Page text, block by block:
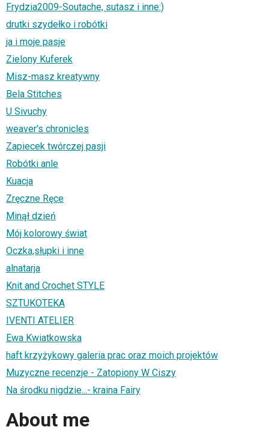
Frydzia2009-Soutache, sutasz i inne:)
drutki szydełko i robótki
ja i moje pasje
Zielony Kuferek
Misz-masz kreatywny
Bela Stitches
U Sivuchy
weaver's chronicles
Zapiecek twórczej pasji
Robótki anle
Kuacja
Zręczne Ręce
Minął dzień
Mój kolorowy świat
Oczka,słupki i inne
alnatarja
Knit and Crochet STYLE
SZTUKOTEKA
IVENTI ATELIER
Ewa Kwiatkowska
haft krzyżykowy galeria prac oraz moich projektów
Muzyczne recenzje - Zatopiony W Ciszy
Na środku nigdzie...- kraina Fairy
About me